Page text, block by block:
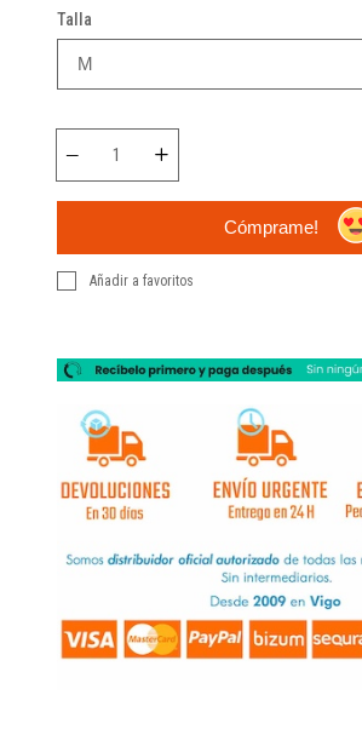
Talla
Cómprame!
Añadir a favoritos